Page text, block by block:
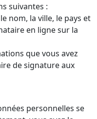
suivantes :
nom, la ville, le pays et
en ligne sur la
que vous avez
de signature aux
personnelles se